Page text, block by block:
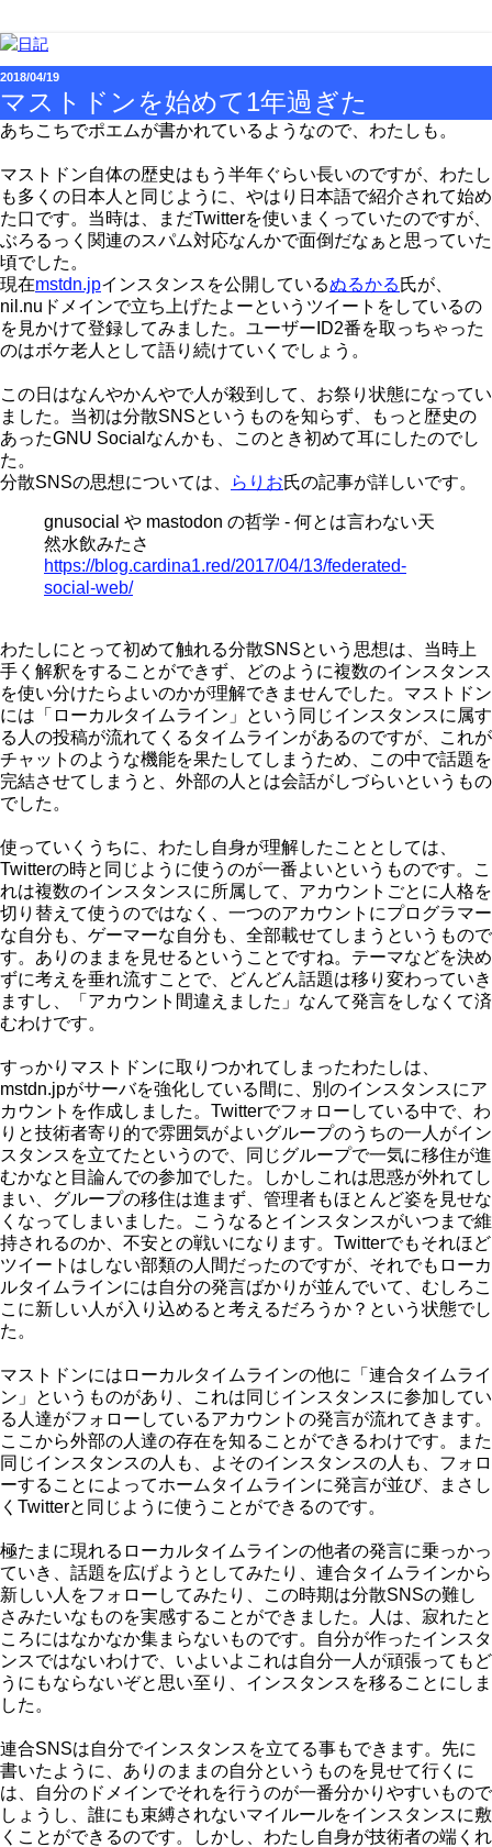
2018/04/19
マストドンを始めて1年過ぎた
あちこちでポエムが書かれているようなので、わたしも。
マストドン自体の歴史はもう半年ぐらい長いのですが、わたし
も多くの日本人と同じように、やはり日本語で紹介されて始め
た口です。当時は、まだTwitterを使いまくっていたのですが、
ぶろるっく関連のスパム対応なんかで面倒だなぁと思っていた
頃でした。
現在mstdn.jpインスタンスを公開しているぬるかる氏が、
nil.nuドメインで立ち上げたよーというツイートをしているの
を見かけて登録してみました。ユーザーID2番を取っちゃった
のはボケ老人として語り続けていくでしょう。
この日はなんやかんやで人が殺到して、お祭り状態になってい
ました。当初は分散SNSというものを知らず、もっと歴史の
あったGNU Socialなんかも、このとき初めて耳にしたのでし
た。
分散SNSの思想については、
らりお氏の記事が詳しいです。
gnusocial や mastodon の哲学 - 何とは言わない天
然水飲みたさ
https://blog.cardina1.red/2017/04/13/federated-
social-web/
わたしにとって初めて触れる分散SNSという思想は、当時上
手く解釈をすることができず、どのように複数のインスタンス
を使い分けたらよいのかが理解できませんでした。マストドン
には「ローカルタイムライン」という同じインスタンスに属す
る人の投稿が流れてくるタイムラインがあるのですが、これが
チャットのような機能を果たしてしまうため、この中で話題を
完結させてしまうと、外部の人とは会話がしづらいというもの
でした。
使っていくうちに、わたし自身が理解したこととしては、
Twitterの時と同じように使うのが一番よいというものです。こ
れは複数のインスタンスに所属して、アカウントごとに人格を
切り替えて使うのではなく、一つのアカウントにプログラマー
な自分も、ゲーマーな自分も、全部載せてしまうというもので
す。ありのままを見せるということですね。テーマなどを決め
ずに考えを垂れ流すことで、どんどん話題は移り変わっていき
ますし、「アカウント間違えました」なんて発言をしなくて済
むわけです。
すっかりマストドンに取りつかれてしまったわたしは、
mstdn.jpがサーバを強化している間に、別のインスタンスにア
カウントを作成しました。Twitterでフォローしている中で、わ
りと技術者寄り的で雰囲気がよいグループのうちの一人がイン
スタンスを立てたというので、同じグループで一気に移住が進
むかなと目論んでの参加でした。しかしこれは思惑が外れてし
まい、グループの移住は進まず、管理者もほとんど姿を見せな
くなってしまいました。こうなるとインスタンスがいつまで維
持されるのか、不安との戦いになります。Twitterでもそれほど
ツイートはしない部類の人間だったのですが、それでもローカ
ルタイムラインには自分の発言ばかりが並んでいて、むしろこ
こに新しい人が入り込めると考えるだろうか？という状態でし
た。
マストドンにはローカルタイムラインの他に「連合タイムライ
ン」というものがあり、これは同じインスタンスに参加してい
る人達がフォローしているアカウントの発言が流れてきます。
ここから外部の人達の存在を知ることができるわけです。また
同じインスタンスの人も、よそのインスタンスの人も、フォロ
ーすることによってホームタイムラインに発言が並び、まさし
くTwitterと同じように使うことができるのです。
極たまに現れるローカルタイムラインの他者の発言に乗っかっ
ていき、話題を広げようとしてみたり、連合タイムラインから
新しい人をフォローしてみたり、この時期は分散SNSの難し
さみたいなものを実感することができました。人は、寂れたと
ころにはなかなか集まらないものです。自分が作ったインスタ
ンスではないわけで、いよいよこれは自分一人が頑張ってもど
うにもならないぞと思い至り、インスタンスを移ることにしま
した。
連合SNSは自分でインスタンスを立てる事もできます。先に
書いたように、ありのままの自分というものを見せて行くに
は、自分のドメインでそれを行うのが一番分かりやすいもので
しょうし、誰にも束縛されないマイルールをインスタンスに敷
くことができるのです。しかし、わたし自身が技術者の端くれ